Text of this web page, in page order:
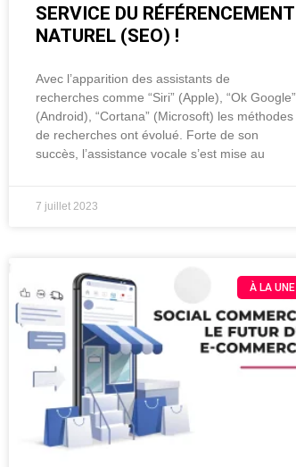
SERVICE DU RÉFÉRENCEMENT
NATUREL (SEO) !
Avec l’apparition des assistants de
recherches comme “Siri” (Apple), “Ok Google”
(Android), “Cortana” (Microsoft) les méthodes
de recherches ont évolué. Forte de son
succès, l’assistance vocale s’est mise au
7 juillet 2023
À LA UNE